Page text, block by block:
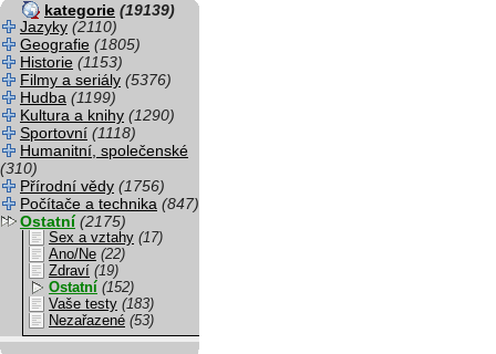
kategorie (19139)
Jazyky (2110)
Geografie (1805)
Historie (1153)
Filmy a seriály (5376)
Hudba (1199)
Kultura a knihy (1290)
Sportovní (1118)
Humanitní, společenské
(310)
Přírodní vědy (1756)
Počítače a technika (847)
Ostatní (2175)
Sex a vztahy (17)
Ano/Ne (22)
Zdraví (19)
Ostatní (152)
Vaše testy (183)
Nezařazené (53)